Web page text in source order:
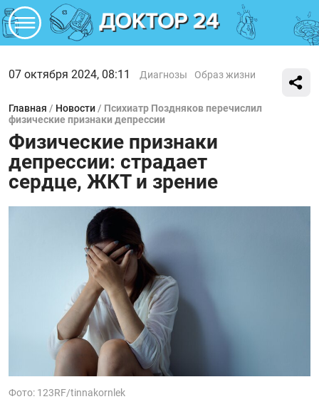
07 октября 2024, 08:11 Диагнозы Образ жизни
Главная / Новости / Психиатр Поздняков перечислил
физические признаки депрессии
Физические признаки
депрессии: страдает
сердце, ЖКТ и зрение
Фото: 123RF/tinnakornlek